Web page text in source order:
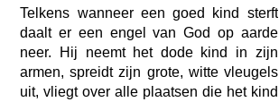
nu nog staat. Het is zo'n eerwaardige,
grote wilg, maar gerimpeld en oud. Er
loopt een scheur dwars door hem heen
en in die spleet
Telkens wanneer een goed kind sterft
daalt er een engel van God op aarde
neer. Hij neemt het dode kind in zijn
armen, spreidt zijn grote, witte vleugels
uit, vliegt over alle plaatsen die het kind